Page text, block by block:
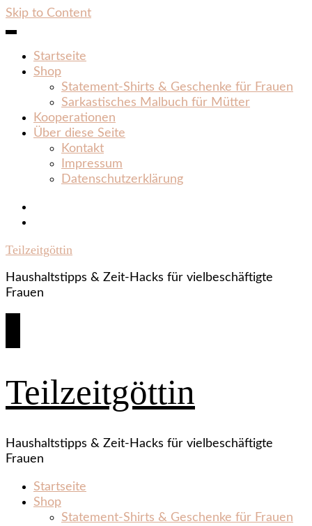
Skip to Content
Startseite
Shop
Statement‑Shirts & Geschenke für Frauen
Sarkastisches Malbuch für Mütter
Kooperationen
Über diese Seite
Kontakt
Impressum
Datenschutzerklärung
Teilzeitgöttin
Haushaltstipps & Zeit‑Hacks für vielbeschäftigte
Frauen
Teilzeitgöttin
Haushaltstipps & Zeit‑Hacks für vielbeschäftigte
Frauen
Startseite
Shop
Statement‑Shirts & Geschenke für Frauen